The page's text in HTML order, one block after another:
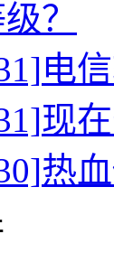
？
电
现
热